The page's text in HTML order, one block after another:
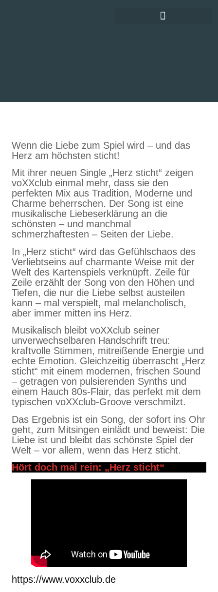
Wenn die Liebe zum Spiel wird – und das
Herz am höchsten sticht!
Mit ihrer neuen Single „Herz sticht“ zeigen
voXXclub einmal mehr, dass sie den
perfekten Mix aus Tradition, Moderne und
Charme beherrschen. Der Song ist eine
musikalische Liebeserklärung an die
schönsten – und manchmal
schmerzhaftesten – Seiten der Liebe.
In „Herz sticht“ wird das Gefühlschaos des
Verliebtseins auf charmante Weise mit der
Welt des Kartenspiels verknüpft. Zeile für
Zeile erzählt der Song von den Höhen und
Tiefen, die nur die Liebe selbst austeilen
kann – mal verspielt, mal melancholisch,
aber immer mitten ins Herz.
Musikalisch bleibt voXXclub seiner
unverwechselbaren Handschrift treu:
kraftvolle Stimmen, mitreißende Energie und
echte Emotion. Gleichzeitig überrascht „Herz
sticht“ mit einem modernen, frischen Sound
– getragen von pulsierenden Synths und
einem Hauch 80s-Flair, das perfekt mit dem
typischen voXXclub-Groove verschmilzt.
Das Ergebnis ist ein Song, der sofort ins Ohr
geht, zum Mitsingen einlädt und beweist: Die
Liebe ist und bleibt das schönste Spiel der
Welt – vor allem, wenn das Herz sticht.
Hört doch mal rein: „Herz sticht“
https://www.voxxclub.de